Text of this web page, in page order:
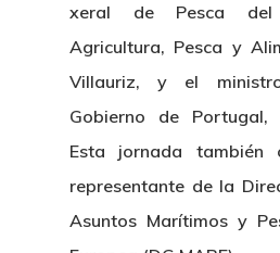
xeral de Pesca del
Agricultura, Pesca y
Villauriz, y el
Gobierno de Portugal,
Esta jornada también
representante de la
Asuntos Marítimos y